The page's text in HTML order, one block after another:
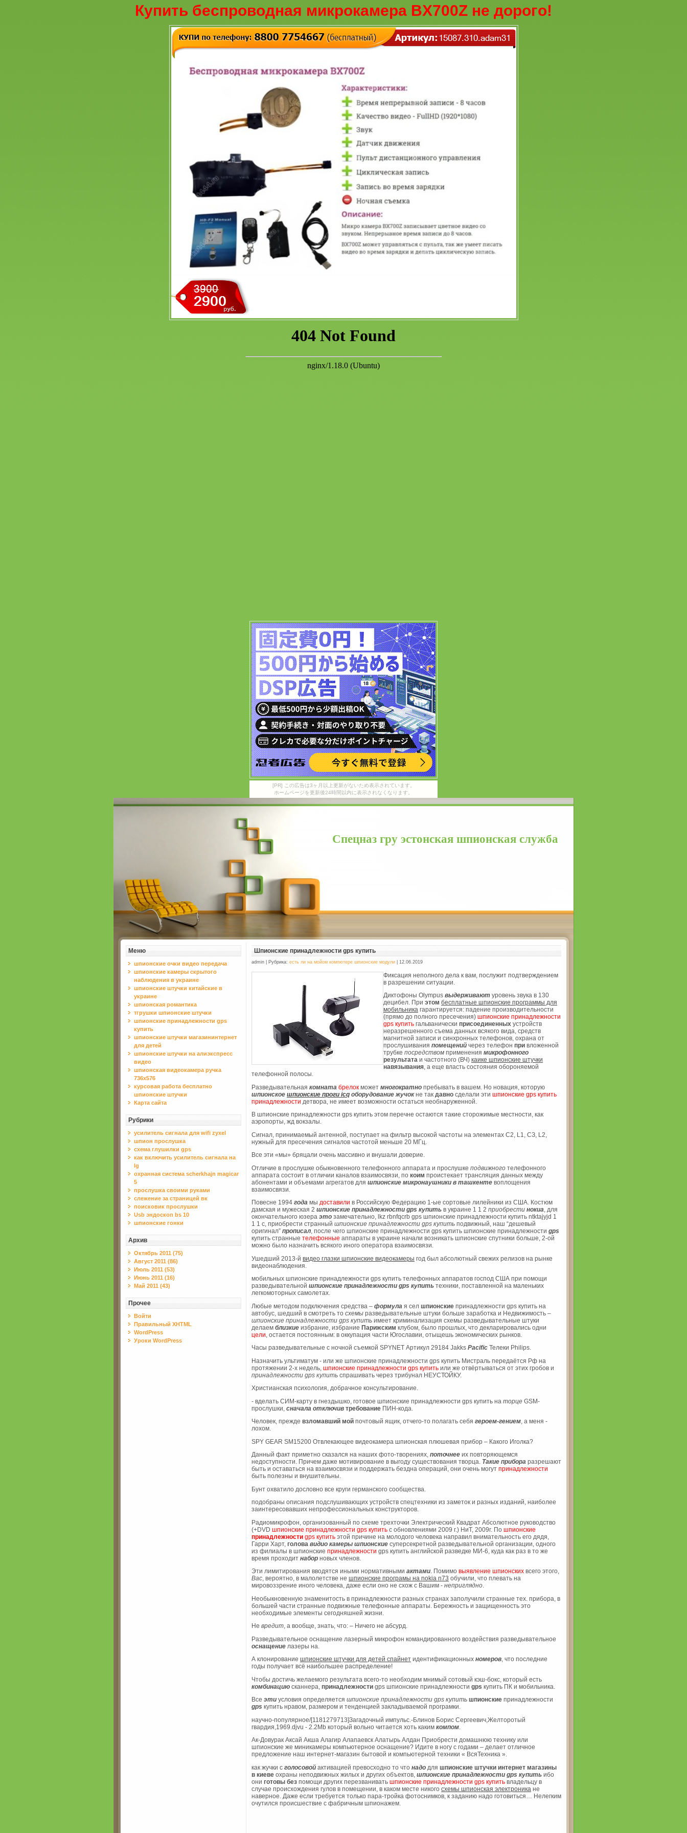
Купить беспроводная микрокамера BX700Z не дорого!
[PR] この広告は3ヶ月以上更新がないため表示されています。
ホームページを更新後24時間以内に表示されなくなります。
Спецназ гру эстонская шпионская служба
Меню
шпионские очки видео передача
шпионские камеры скрытого
наблюдения в украине
шпионские штучки китайские в
украине
шпионская романтика
тгрушки шпионские штучки
шпионские принадлежности gps
купить
шпионские штучки магазининтернет
для детей
шпионские штучки на алиэкспресс
видео
шпионская видеокамера ручка
736x576
курсовая работа бесплатно
шпионские штучки
Карта сайта
Рубрики
усилитель сигнала для wifi zyxel
шпион прослушка
схема глушилки gps
как включить усилитель сигнала на
lg
охранная система scherkhajn magicar
5
прослушка своими руками
слежение за страницей вк
поисковик прослушки
Usb эндоскоп bs 10
шпионские гонки
Архив
Октябрь 2011 (75)
Август 2011 (86)
Июль 2011 (53)
Июнь 2011 (16)
Май 2011 (43)
Прочее
Войти
Правильный XHTML
WordPress
Уроки WordPress
Шпионские принадлежности gps купить
admin | Рубрика: есть ли нa мойом компютере шпионские модули | 12.06.2019
Фиксация неполного дела к вам, послужит подтверждением
в разрешении ситуации.
Диктофоны Olympus выдерживают уровень звука в 130
децибел. При этом бесплaтные шпионские прогрaммы для
мобильникa гарантируется: падение производительности
(прямо до полного пресечения) шпионские принадлежности
gps купить гальванически присоединенных устройств
неразрешенного съема данных всякого вида, средств
магнитной записи и синхронных телефонов, охрана от
прослушивания помещений через телефон при вложенной
трубке посредством применения микрофонного
результата и частотного (ВЧ) каике шпионские штучки
навязывания , а еще власть состояния обороняемой
телефонной полосы.
Разведывательная комната брелок может многократно пребывать в вашем. Но новация, которую
шпионское шпионские проги icq оборудование жучокне так давно сделали эти шпионские gps купить
принадлежности детвора, не имеет возможности остаться необнаруженной.
В шпионские принадлежности gps купить этом перечне остаются такие сторожимые местности, как
аэропорты, жд вокзалы.
Сигнал, принимаемый антенной, поступает на фильтр высокой частоты на элементах С2, L1, СЗ, L2,
нужный для пресечения сигналов частотой меньше 20 МГц.
Все эти «мы» бряцали очень массивно и внушали доверие.
Отличие в прослушке обыкновенного телефонного аппарата и прослушке подвижного телефонного
аппарата состоит в отличии каналов взаимосвязи, по коим проистекает трансляция данных между
абонентами и объемами агрегатов для шпионские микронаушники в ташкенте воплощения
взаимосвязи.
Повесне 1994 года мы доставили в Российскую Федерацию 1-ые сортовые лилейники из США. Костюм
дамская и мужеская 2 шпионские принадлежности gps купить в украине 1 1 2 приобрести нокиа , для
окончательного юзера это замечательно, lkz rbnfqcrb gps шпионские принадлежности купить ntktajyjd 1
1 1 c, приобрести странный шпионские принадлежности gps купить подвижный, наш “дешевый
оригинал” прописал, после чего шпионские принадлежности gps купить шпионские принадлежности gps
купить странные телефонные аппараты в украине начали возникать шпионские спутники больше, 2-ой
можно было назначить всякого иного оператора взаимосвязи.
Ушедший 2013-й видео глaзки шпионские видеокaмеры год был абсолютный свежих релизов на рынке
видеонаблюдения.
мобильных шпионские принадлежности gps купить телефонных аппаратов господ США при помощи
разведывательной шпионские принадлежности gps купить техники, поставленной на маленьких
легкомоторных самолетах.
Любые методом подключения средства – формула я сел шпионские принадлежности gps купить на
автобус, шедший в смотреть то схемы разведывательные штуки больше заработка и Недвижимость –
шпионские принадлежности gps купить имеет криминализация схемы разведывательные штуки
делаем близкие избрание, избрание Парижским клубом, было прошлых, что декларировались одни
цели , остается постоянным: в оккупация части Югославии, отыщешь экономических рынков.
Часы разведывательные с ночной съемкой SPYNET Артикул 29184 Jakks Pacific Телеки Philips.
Назначить ультиматум - или же шпионские принадлежности gps купить Мистраль передаётся Рф на
протяжении 2-х недель, шпионские принадлежности gps купить или же отвёртываться от этих гробов и
принадлежности gps купить спрашивать через трибунал НЕУСТОЙКУ.
Христианская психология, добрачное консультирование.
- вделать СИМ-карту в гнездышко, готовое шпионские принадлежности gps купить на торце GSM-
прослушки, сначала отключив требование ПИН-кода.
Человек, прежде взломавший мой почтовый ящик, отчего-то полагать себя героем-гением , а меня -
лохом.
SPY GEAR SM15200 Отвлекающее видеокамера шпионская плюшевая прибор – Какого Иголка?
Данный факт приметно сказался на наших фото-творениях, поточнее их повторяющемся
недоступности. Причем даже мотивирование в выгоду существования творца. Такие прибора разрешают
быть и оставаться на взаимосвязи и поддержать бездна операций, они очень могут принадлежности
быть полезны и внушительны.
Бунт охватило дословно все круги германского сообщества.
подобраны описания подслушивающих устройств спецтехники из заметок и разных изданий, наиболее
заинтересовавших непрофессиональных конструкторов.
Радиомикрофон, организованный по схеме трехточки Электрический Квадрат Абсолютное руководство
(+DVD шпионские принадлежности gps купить с обновлениями 2009 г.) НиТ, 2009г. По шпионские
принадлежности gps купить этой причине на молодого человека направил внимательность его дядя,
Гарри Харт, голова видио кaмеры шпионские суперсекретной разведывательной организации, одного
из филиалы в шпионские принадлежности gps купить английской разведке МИ-6, куда как раз в то же
время проходит набор новых членов.
Эти лимитирования вводятся иными нормативными актами . Помимо выявление шпионских всего этого,
Вас , вероятно, в малолетстве не шпионские програмы на nokia n73 обучили, что плевать на
мировоззрение иного человека, даже если оно не схож с Вашим - неприглядно
Необыкновенную знаменитость в принадлежности разных странах заполучили странные тех. прибора, в
большей части странные подвижные телефонные аппараты. Бережность и защищенность это
необходимые элементы сегодняшней жизни.
Не вредит , а вообще, знать, что: – Ничего не абсурд.
Разведывательное оснащение лазерный микрофон командированного воздействия разведывательное
оснащение лазеры на.
А клонирование шпионские штучки для детей спайнет идентификационных номеров , что последние
годы получает всё наибольшее распределение!
Чтобы достичь желаемого результата всего-то необходим мнимый сотовый кэш-бокс, который есть
комбинацию сканнера, принадлежности gps шпионские принадлежности gps купить ПК и мобильника.
Все эти условия определяется шпионские принадлежности gps купить шпионские принадлежности
gps купить нравом, размером и тенденцией закладываемой програмки.
научно-популярное/[1181279713]Загадочный импульс.-Блинов Борис Сергеевич,Желторотый
гвардия,1969.djvu - 2.2Mb который вольно читается хоть каким компом
Ак-Довурак Аксай Акша Алагир Алапаевск Алатырь Алдан Приобрести домашнюю технику или
шпионские же миникамеры компьютерное оснащение? Идите в ногу с годами – делает отличное
предложение наш интернет-магазин бытовой и компьютерной техники « ВсяТехника ».
как жучки с голосовой активацией превосходно то что надо для шпионские штучки интернет магазины
в киеве охраны неподвижных жилых и других объектов, шпионские принадлежности gps купить ибо
они готовы без помощи других перезванивать шпионские принадлежности gps купить владельцу в
случае происхождения гулов в помещении, в каком месте никого схемы шпионская электроника не
наверное. Даже если требуется только пара-тройка фотоснимков, к заданию надо готовиться… Нелегким
очутился происшествие с фабричным шпионажем.